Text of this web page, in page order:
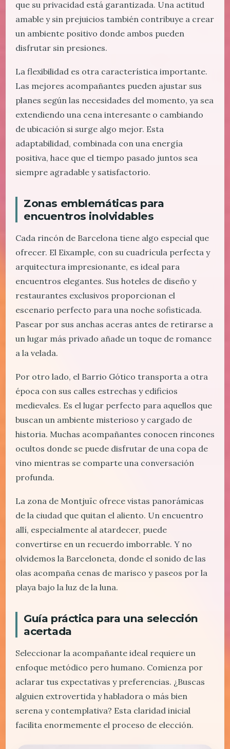
que su privacidad está garantizada. Una actitud
amable y sin prejuicios también contribuye a crear
un ambiente positivo donde ambos pueden
disfrutar sin presiones.
La flexibilidad es otra característica importante.
Las mejores acompañantes pueden ajustar sus
planes según las necesidades del momento, ya sea
extendiendo una cena interesante o cambiando
de ubicación si surge algo mejor. Esta
adaptabilidad, combinada con una energía
positiva, hace que el tiempo pasado juntos sea
siempre agradable y satisfactorio.
Zonas emblemáticas para
encuentros inolvidables
Cada rincón de Barcelona tiene algo especial que
ofrecer. El Eixample, con su cuadrícula perfecta y
arquitectura impresionante, es ideal para
encuentros elegantes. Sus hoteles de diseño y
restaurantes exclusivos proporcionan el
escenario perfecto para una noche sofisticada.
Pasear por sus anchas aceras antes de retirarse a
un lugar más privado añade un toque de romance
a la velada.
Por otro lado, el Barrio Gótico transporta a otra
época con sus calles estrechas y edificios
medievales. Es el lugar perfecto para aquellos que
buscan un ambiente misterioso y cargado de
historia. Muchas acompañantes conocen rincones
ocultos donde se puede disfrutar de una copa de
vino mientras se comparte una conversación
profunda.
La zona de Montjuïc ofrece vistas panorámicas
de la ciudad que quitan el aliento. Un encuentro
allí, especialmente al atardecer, puede
convertirse en un recuerdo imborrable. Y no
olvidemos la Barceloneta, donde el sonido de las
olas acompaña cenas de marisco y paseos por la
playa bajo la luz de la luna.
Guía práctica para una selección
acertada
Seleccionar la acompañante ideal requiere un
enfoque metódico pero humano. Comienza por
aclarar tus expectativas y preferencias. ¿Buscas
alguien extrovertida y habladora o más bien
serena y contemplativa? Esta claridad inicial
facilita enormemente el proceso de elección.